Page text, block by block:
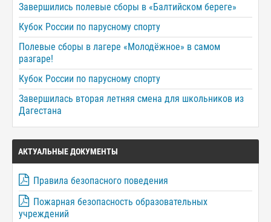
Завершились полевые сборы в «Балтийском береге»
Кубок России по парусному спорту
Полевые сборы в лагере «Молодёжное» в самом
разгаре!
Кубок России по парусному спорту
Завершилась вторая летняя смена для школьников из
Дагестана
АКТУАЛЬНЫЕ ДОКУМЕНТЫ
Правила безопасного поведения
Пожарная безопасность образовательных
учреждений